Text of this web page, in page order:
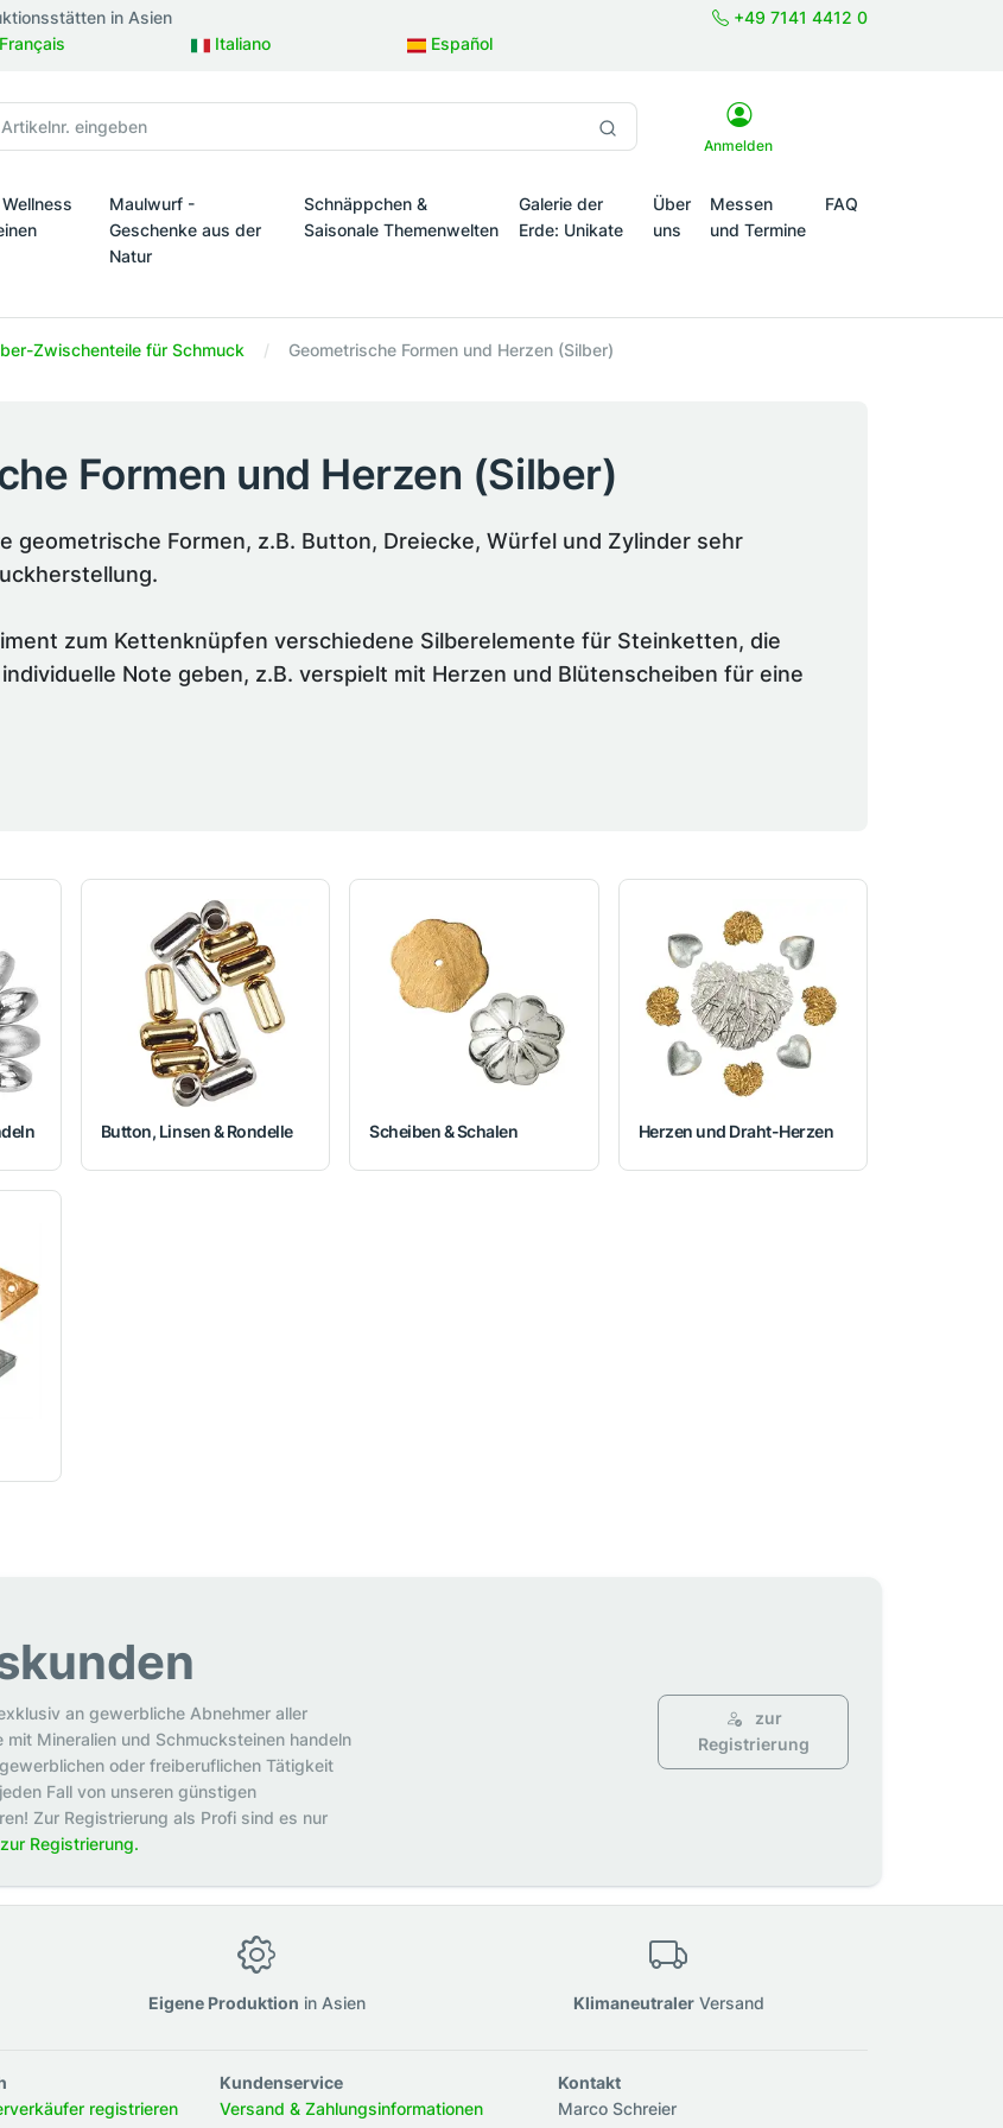
in Asien
+49 7141 4412 0
Français Italiano Español
Anmelden
Maulwurf -
Geschenke aus der
Natur
Schnäppchen &
Saisonale Themenwelten
Galerie der
Erde: Unikate
Über
uns
Messen
und Termine
FAQ
Zwischenteile für Schmuck Geometrische Formen und Herzen (Silber)
Formen und Herzen (Silber)
geometrische Formen, z.B. Button, Dreiecke, Würfel und Zylinder sehr
zum Kettenknüpfen verschiedene Silberelemente für Steinketten, die
Note geben, z.B. verspielt mit Herzen und Blütenscheiben für eine
Button, Linsen & Rondelle Scheiben & Schalen Herzen und Draht-Herzen
an gewerbliche Abnehmer aller
mit Mineralien und Schmucksteinen handeln
oder freiberuflichen Tätigkeit
Fall von unseren günstigen
Zur Registrierung als Profi sind es nur
Registrierung.
zur
Registrierung
Eigene Produktion in Asien KlimaneutralerVersand
registrieren
Kundenservice
Versand & Zahlungsinformationen
Kontakt
Marco Schreier